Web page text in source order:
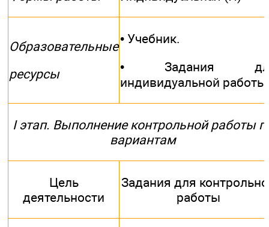
Образовательные
ресурсы
• Учебник.
• Задания
индивидуальной работы
I этап. Выполнение контрольной работы
вариантам
Цель
деятельности
Задания для
работы